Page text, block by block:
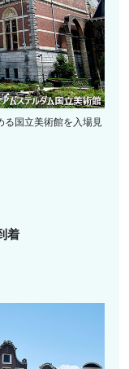
る国立美術館を入場見
着